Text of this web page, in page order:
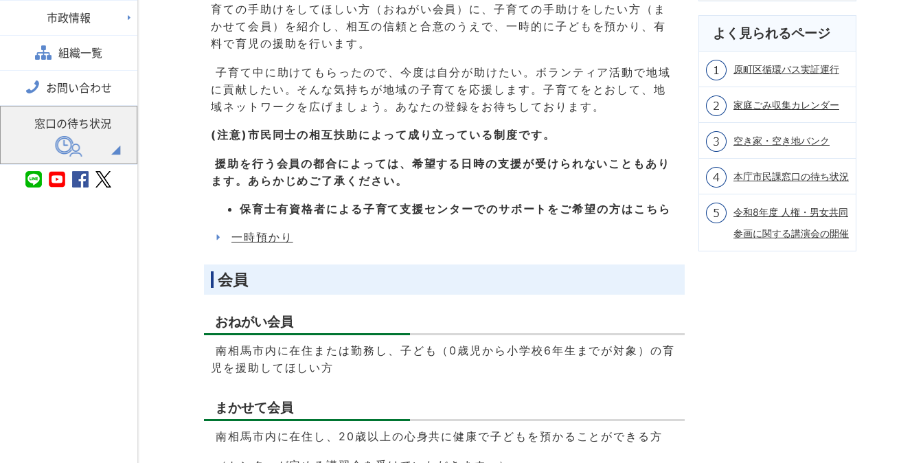
市政情報
組織一覧
お問い合わせ
窓口の待ち状況
育ての手助けをしてほしい方（おねがい会員）に、子育ての手助けをしたい方（ま
かせて会員）を紹介し、相互の信頼と合意のうえで、一時的に子どもを預かり、有
料で育児の援助を行います。
子育て中に助けてもらったので、今度は自分が助けたい。ボランティア活動で地域
に貢献したい。そんな気持ちが地域の子育てを応援します。子育てをとおして、地
域ネットワークを広げましょう。あなたの登録をお待ちしております。
(注意)市民同士の相互扶助によって成り立っている制度です。
援助を行う会員の都合によっては、希望する日時の支援が受けられないこともあり
ます。 あらかじめご了承ください。
保育士有資格者による子育て支援センターでのサポートをご希望の方はこちら
一時預かり
会員
おねがい会員
南相馬市内に在住または勤務し、子ども（0歳児から小学校6年生までが対象）の育
児を援助してほしい方
まかせて会員
南相馬市内に在住し、20歳以上の心身共に健康で子どもを預かることができる方
よく見られるページ
原町区循環バス実証運行
家庭ごみ収集カレンダー
空き家・空き地バンク
本庁市民課窓口の待ち状況
令和8年度 人権・男女共同
参画に関する講演会の開催